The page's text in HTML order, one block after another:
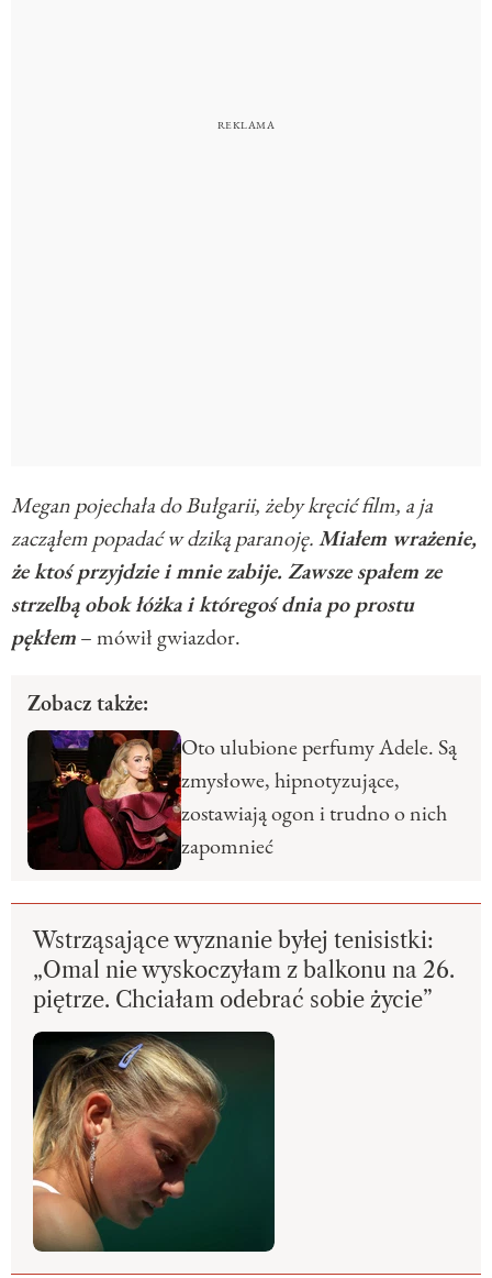
Megan pojechała do Bułgarii, żeby kręcić film, a ja
zacząłem popadać w dziką paranoję.Miałem wrażenie,
że ktoś przyjdzie i mnie zabije. Zawsze spałem ze
strzelbą obok łóżka i któregoś dnia po prostu
pękłem– mówił gwiazdor.
Zobacz także:
Oto ulubione perfumy Adele. Są
zmysłowe, hipnotyzujące,
zostawiają ogon i trudno o nich
zapomnieć
Wstrząsające wyznanie byłej tenisistki:
„Omal nie wyskoczyłam z balkonu na 26.
piętrze. Chciałam odebrać sobie życie”